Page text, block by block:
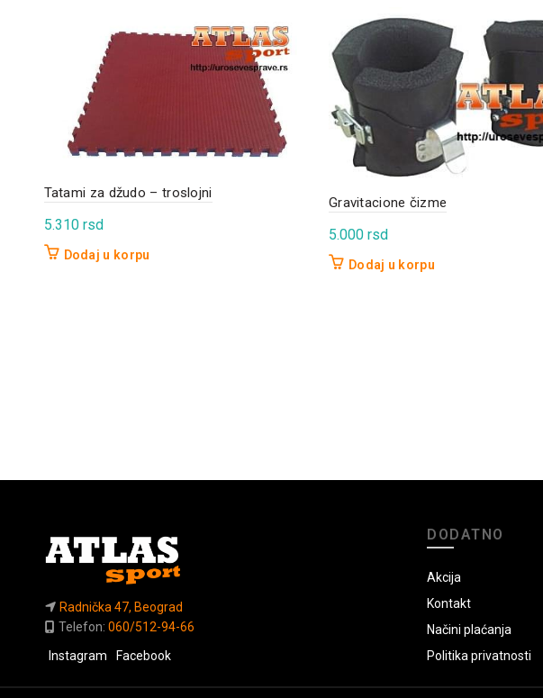
Tatami za džudo – troslojni
5.310 rsd
Dodaj u korpu
Gravitacione čizme
5.000 rsd
Dodaj u korpu
Radnička 47, Beograd
Telefon: 060/512-94-66
Instagram
Facebook
DODATNO
Akcija
Kontakt
Načini plaćanja
Politika privatnosti